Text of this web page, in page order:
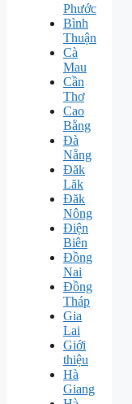
Phước
Bình
Thuận
Cà
Mau
Cần
Thơ
Cao
Bằng
Đà
Nẵng
Đăk
Lăk
Đăk
Nông
Điện
Biên
Đồng
Nai
Đồng
Tháp
Gia
Lai
Giới
thiệu
Hà
Giang